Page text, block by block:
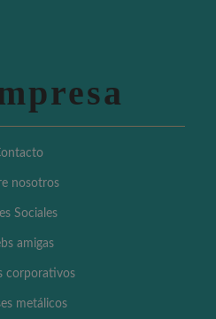
nosotros
Sociales
amigas
corporativos
metálicos